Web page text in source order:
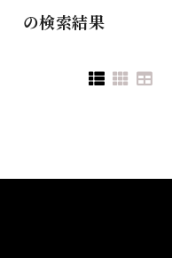
の検索結果